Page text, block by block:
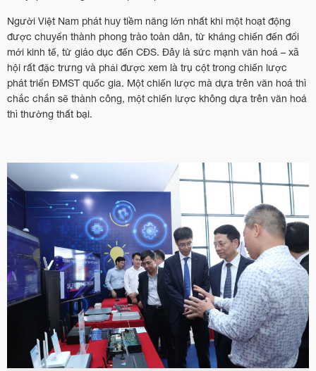
Người Việt Nam phát huy tiềm năng lớn nhất khi một hoạt động
được chuyển thành phong trào toàn dân, từ kháng chiến đến đổi
mới kinh tế, từ giáo dục đến CĐS. Đây là sức mạnh văn hoá – xã
hội rất đặc trưng và phải được xem là trụ cột trong chiến lược
phát triển ĐMST quốc gia. Một chiến lược mà dựa trên văn hoá thì
chắc chắn sẽ thành công, một chiến lược không dựa trên văn hoá
thì thường thất bại.